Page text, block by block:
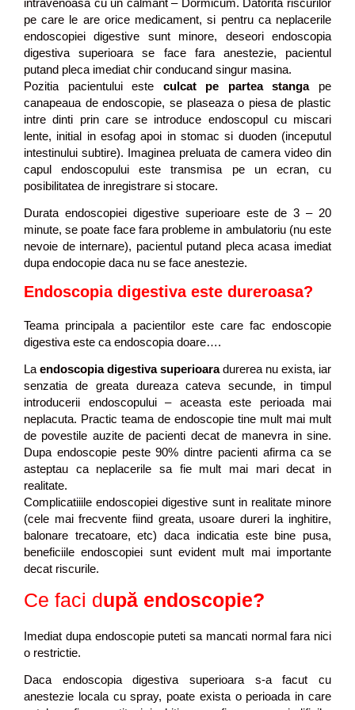
pe care le are orice medicament, si pentru ca neplacerile
endoscopiei digestive sunt minore, deseori endoscopia
digestiva superioara se face fara anestezie, pacientul
putand pleca imediat chir conducand singur masina.
Pozitia pacientului este culcat pe partea stangape
canapeaua de endoscopie, se plaseaza o piesa de plastic
intre dinti prin care se introduce endoscopul cu miscari
lente, initial in esofag apoi in stomac si duoden (inceputul
intestinului subtire). Imaginea preluata de camera video din
capul endoscopului este transmisa pe un ecran, cu
posibilitatea de inregistrare si stocare.
Durata endoscopiei digestive superioare este de 3 – 20
minute, se poate face fara probleme in ambulatoriu (nu este
nevoie de internare), pacientul putand pleca acasa imediat
dupa endocopie daca nu se face anestezie.
Endoscopia digestiva este dureroasa?
Teama principala a pacientilor este care fac endoscopie
digestiva este ca endoscopia doare….
La endoscopia digestiva superioaradurerea nu exista, iar
senzatia de greata dureaza cateva secunde, in timpul
introducerii endoscopului – aceasta este perioada mai
neplacuta. Practic teama de endoscopie tine mult mai mult
de povestile auzite de pacienti decat de manevra in sine.
Dupa endoscopie peste 90% dintre pacienti afirma ca se
asteptau ca neplacerile sa fie mult mai mari decat in
realitate.
Complicatiiile endoscopiei digestive sunt in realitate minore
(cele mai frecvente fiind greata, usoare dureri la inghitire,
balonare trecatoare, etc) daca indicatia este bine pusa,
beneficiile endoscopiei sunt evident mult mai importante
decat riscurile.
Ce faci după endoscopie?
Imediat dupa endoscopie puteti sa mancati normal fara nici
o restrictie.
Daca endoscopia digestiva superioara s-a facut cu
anestezie locala cu spray, poate exista o perioada in care